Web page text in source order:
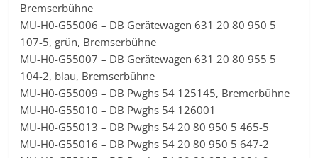
Bremserbühne
MU-H0-G55006 – DB Gerätewagen 631 20 80 950 5
107-5, grün, Bremserbühne
MU-H0-G55007 – DB Gerätewagen 631 20 80 955 5
104-2, blau, Bremserbühne
MU-H0-G55009 – DB Pwghs 54 125145, Bremerbühne
MU-H0-G55010 – DB Pwghs 54 126001
MU-H0-G55013 – DB Pwghs 54 20 80 950 5 465-5
MU-H0-G55016 – DB Pwghs 54 20 80 950 5 647-2